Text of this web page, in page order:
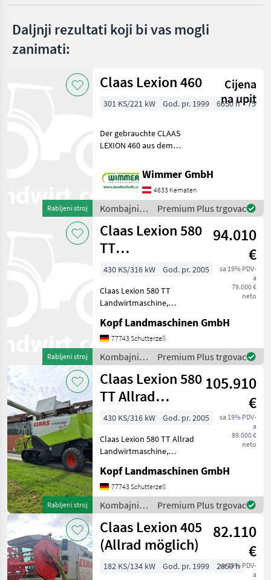
5255
L
MARKETPLACE
Marketplace
Ponude
trgovaca
oglasi
Daljnji rezultati koji bi vas mogli
zanimati:
Rabljeni stroj
Claas Lexion 460
Cijena
na upit
301 KS/221 kW God. pr. 1999 6650 h 750
Der gebrauchte CLAAS
LEXION 460 aus dem
leistungsstarker und
bewährter Mähdrescher für
professionelle
Erntearbeiten. Mit 6.650
Betriebsstunden u
Wimmer GmbH
4633 Kematen
Kombajni /
Claas
Premium Plus trgovac
Rabljeni stroj
Claas Lexion 580
TT
Landwirtmaschine
Mercedes-Mo
94.010
€
sa 19% PDV-
a
79.000 €
neto
430 KS/316 kW
God. pr. 2005
Claas Lexion 580 TT
Landwirtmaschine,
Trommelstunden (Int.Nr.
17804) AutoContour
Schneidwerksregelung,
Beleuchtung für klappbare
Vorsatzgerät
Kopf Landmaschinen GmbH
77743 Schutterzell
Kombajni /
Claas
Premium Plus trgovac
Rabljeni stroj
Claas Lexion 580
TT Allrad
Landwirtmaschine
Merc
105.910
€
sa 19% PDV-
a
89.000 €
neto
430 KS/316 kW
God. pr. 2005
Claas Lexion 580 TT Allrad
Landwirtmaschine,
Trommelstunden (Int. Nr.
17804) AutoContour
Schneidwerksregelung,
Beleuchtung für klappbare
Vorsa
Kopf Landmaschinen GmbH
77743 Schutterzell
Kombajni /
Claas
Premium Plus trgovac
Claas Lexion 405
(Allrad möglich)
82.110
€
sa 19% PDV-
a
182 KS/134 kW God. pr. 1999 2859 h